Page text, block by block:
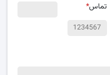
تماس*